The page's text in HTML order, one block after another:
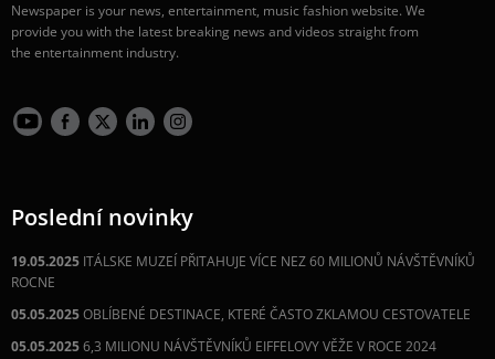
Newspaper is your news, entertainment, music fashion website. We
provide you with the latest breaking news and videos straight from
the entertainment industry.
Poslední novinky
19.05.2025 ITÁLSKE MUZEÍ PŘITAHUJE VÍCE NEZ 60 MILIONŮ NÁVŠTĚVNÍKŮ
ROCNE
05.05.2025OBLÍBENÉ DESTINACE, KTERÉ ČASTO ZKLAMOU CESTOVATELE
05.05.20256,3 MILIONU NÁVŠTĚVNÍKŮ EIFFELOVY VĚŽE V ROCE 2024